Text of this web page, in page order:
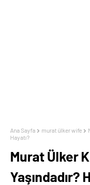
Ana Sayfa murat ülker wife
Hayatı?
Murat Ülker
Yaşındadır?